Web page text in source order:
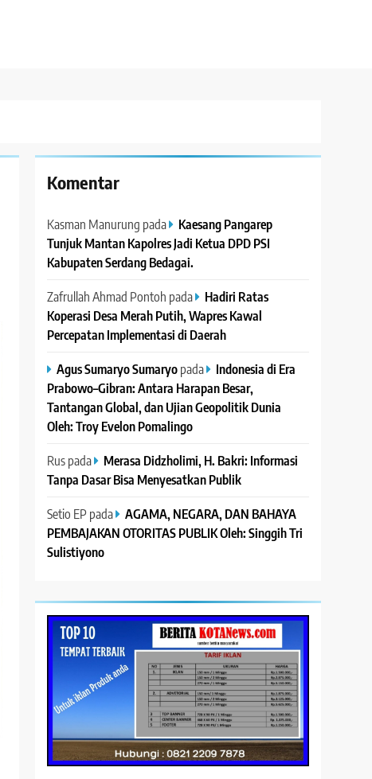
Komentar
Kasman Manurung pada
Kaesang Pangarep
Tunjuk Mantan Kapolres Jadi Ketua DPD PSI
Kabupaten Serdang Bedagai. ‎ ‎
Zafrullah Ahmad Pontoh pada
Hadiri Ratas
Koperasi Desa Merah Putih, Wapres Kawal
Percepatan Implementasi di Daerah
Agus Sumaryo Sumaryopada
Indonesia di Era
Prabowo–Gibran: Antara Harapan Besar,
Tantangan Global, dan Ujian Geopolitik Dunia
Oleh: Troy Evelon Pomalingo
Ruspada
Merasa Didzholimi, H. Bakri: Informasi
Tanpa Dasar Bisa Menyesatkan Publik
Setio EP pada AGAMA, NEGARA, DAN BAHAYA
PEMBAJAKAN OTORITAS PUBLIK Oleh: Singgih Tri
Sulistiyono